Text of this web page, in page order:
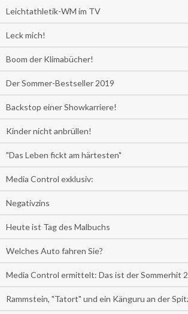
Leichtathletik-WM im TV
Leck mich!
Boom der Klimabücher!
Der Sommer-Bestseller 2019
Backstop einer Showkarriere!
Kinder nicht anbrüllen!
"Das Leben fickt am härtesten"
Media Control exklusiv:
Negativzins
Heute ist Tag des Malbuchs
Welches Auto fahren Sie?
Media Control ermittelt: Das ist der Sommerhit
Rammstein, "Tatort" und ein Känguru an der